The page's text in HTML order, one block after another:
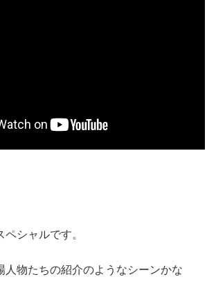
シャルです。
人物たちの紹介のようなシーンかな